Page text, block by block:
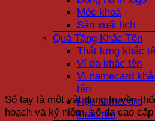
Móc khoá
Sản xuất lịch
Quà Tặng Khắc Tên
Thắt lưng khắc
Ví da khắc tên
Ví namecard
tên
Hộp namecard
khắc tên
Sổ tay là một vật dụng truyền
hoạch và kỷ niệm, sổ da cao